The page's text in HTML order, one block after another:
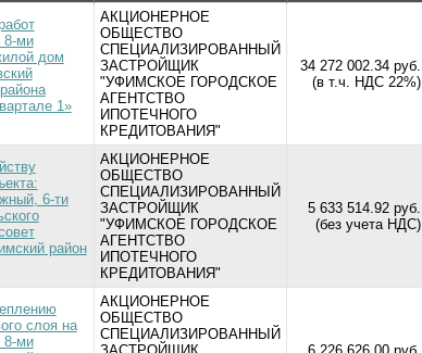
8-ми
дом
1»
АКЦИОНЕРНОЕ
ОБЩЕСТВО
СПЕЦИАЛИЗИРОВАННЫЙ
ЗАСТРОЙЩИК
"УФИМСКОЕ ГОРОДСКОЕ
АГЕНТСТВО
ИПОТЕЧНОГО
КРЕДИТОВАНИЯ"
34 272 002.34 руб.
(в т.ч. НДС 22%)
6-ти
район
АКЦИОНЕРНОЕ
ОБЩЕСТВО
СПЕЦИАЛИЗИРОВАННЫЙ
ЗАСТРОЙЩИК
"УФИМСКОЕ ГОРОДСКОЕ
АГЕНТСТВО
ИПОТЕЧНОГО
КРЕДИТОВАНИЯ"
5 633 514.92 руб.
(без учета НДС)
слоя на
8-ми
АКЦИОНЕРНОЕ
ОБЩЕСТВО
СПЕЦИАЛИЗИРОВАННЫЙ